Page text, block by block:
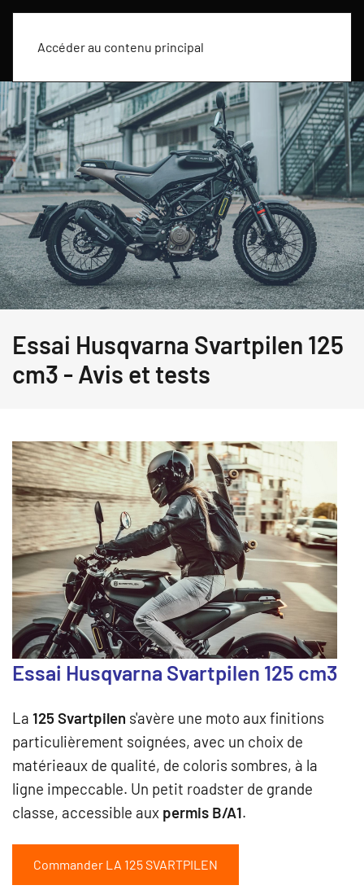
Accéder au contenu principal
Essai Husqvarna Svartpilen 125
cm3 - Avis et tests
Essai Husqvarna Svartpilen 125 cm3
La 125 Svartpilen s'avère une moto aux finitions
particulièrement soignées, avec un choix de
matérieaux de qualité, de coloris sombres, à la
ligne impeccable. Un petit roadster de grande
classe, accessible aux permis B/A1.
Commander LA 125 SVARTPILEN